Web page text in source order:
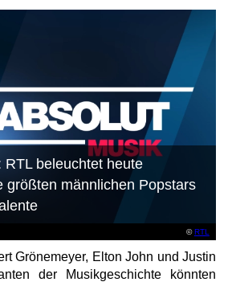
©RTL
RTL beleuchtet heute
größten männlichen Popstars
Grönemeyer, Elton John und Justin
der Musikgeschichte könnten